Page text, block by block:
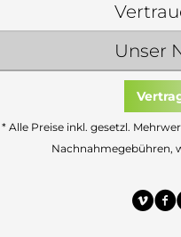
Unser
* Alle Preise inkl. gesetzl.
Nachnahmegebühren,